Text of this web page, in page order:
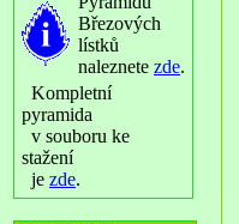
Březových
lístků
naleznete zde.
Kompletní
pyramida
v souboru ke
stažení
je zde.